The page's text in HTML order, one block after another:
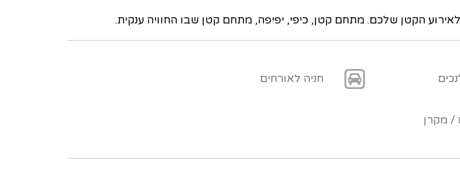
הקטן שלכם. מתחם קטן, כיפי, יפיפה, מתחם קטן שבו החוויה ענקית.
חניה לאורחים
/ מקרן